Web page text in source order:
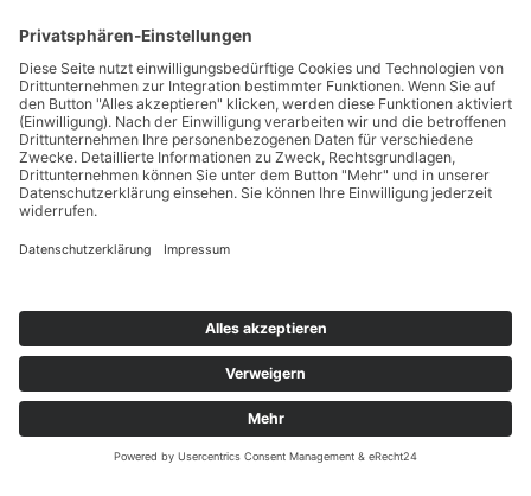
Mehr Informationen
hier
Zurück
Kontakt Impressum